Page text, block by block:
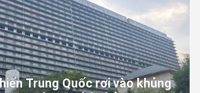
Trung Quốc rơi vào khủng